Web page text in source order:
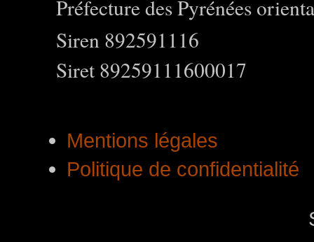
Préfecture des Pyrénées
Siren 892591116
Siret 89259111600017
Mentions légales
Politique de confidentialité